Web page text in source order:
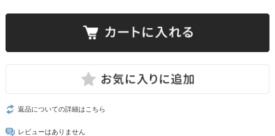
返品についての詳細はこちら
レビューはありません